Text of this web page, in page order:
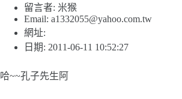
留言者: 米猴
Email: a1332055@yahoo.com.tw
網址:
日期: 2011-06-11 10:52:27
哈~~孔子先生阿